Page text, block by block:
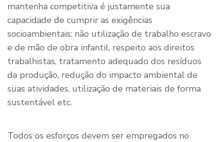
mantenha competitiva é justamente sua
capacidade de cumprir as exigências
socioambientais: não utilização de trabalho escravo
e de mão de obra infantil, respeito aos direitos
trabalhistas, tratamento adequado dos resíduos
da produção, redução do impacto ambiental de
suas atividades, utilização de materiais de forma
sustentável etc.
Todos os esforços devem ser empregados no